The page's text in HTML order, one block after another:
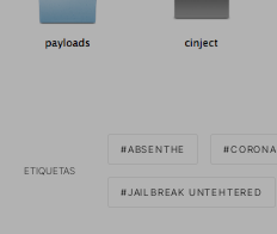
ETIQUETAS
ABSENTHE CORONA
JAILBREAK UNTEHTERED